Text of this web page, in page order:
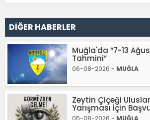
DİĞER HABERLER
Muğla'da “7-13
Tahmini”
06-08-2026 - MUĞLA
Zeytin Çiçeği
Yarışması İçin